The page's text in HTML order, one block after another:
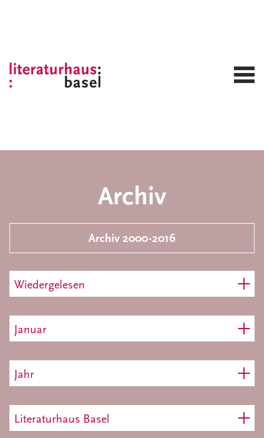
Archiv
Archiv 2000-2016
Wiedergelesen
Januar
Jahr
Literaturhaus Basel